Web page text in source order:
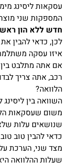
עסקאות ליסינג
המספקות שני
חדש ללא הון
לכן, כדאי להבין
איזו עסקה
אם אתה מתלבט בין
רכב, אתה צריך
הלוואה?
השוואה בין
משום שעסקאות
שנושאים עלות
כדאי להבין טוב
מצד שני, הערכת
שעלות ההלוואה